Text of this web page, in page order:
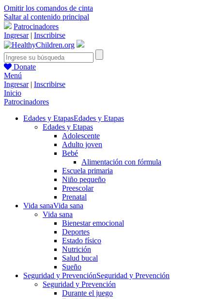
Omitir los comandos de cinta
Saltar al contenido principal
Patrocinadores
Ingresar| Inscribirse
Donate
Menú
Ingresar| Inscribirse
Inicio
Patrocinadores
Edades y EtapasEdades y Etapas
Edades y Etapas
Adolescente
Adulto joven
Bebé
Alimentación con fórmula
Escuela primaria
Niño pequeño
Preescolar
Prenatal
Vida sanaVida sana
Vida sana
Bienestar emocional
Deportes
Estado físico
Nutrición
Salud bucal
Sueño
Seguridad y PrevenciónSeguridad y Prevención
Seguridad y Prevención
Durante el juego